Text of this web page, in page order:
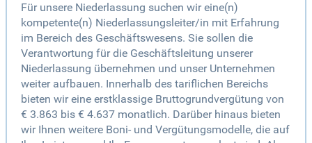
Für unsere Niederlassung suchen wir eine(n)
kompetente(n) Niederlassungsleiter/in mit Erfahrung
im Bereich des Geschäftswesens. Sie sollen die
Verantwortung für die Geschäftsleitung unserer
Niederlassung übernehmen und unser Unternehmen
weiter aufbauen. Innerhalb des tariflichen Bereichs
bieten wir eine erstklassige Bruttogrundvergütung von
€ 3.863 bis € 4.637 monatlich. Darüber hinaus bieten
wir Ihnen weitere Boni- und Vergütungsmodelle, die auf